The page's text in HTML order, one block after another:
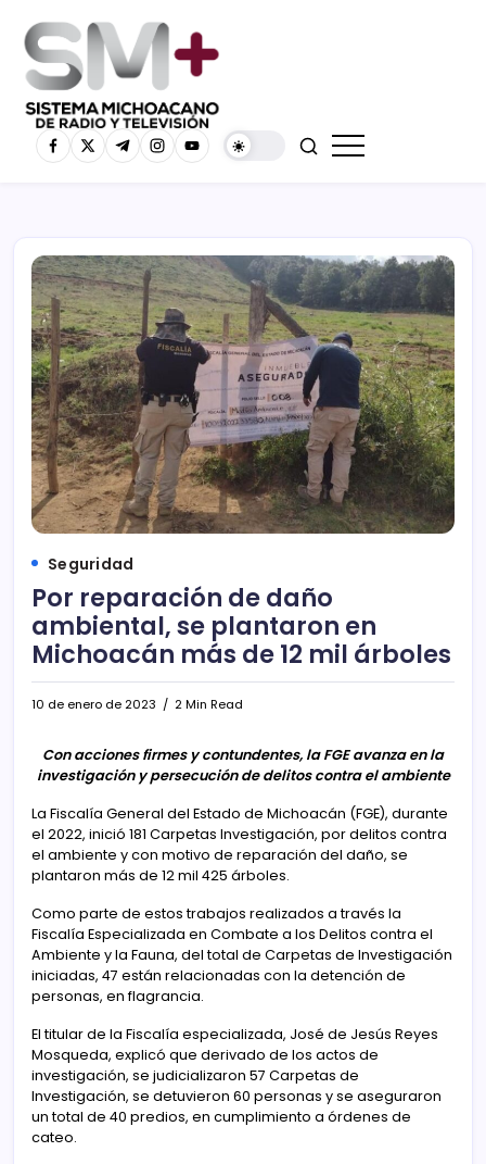
Seguridad
Por reparación de daño
ambiental, se plantaron en
Michoacán más de 12 mil árboles
10 de enero de 2023 2 Min Read
Con acciones firmes y contundentes, la FGE avanza en la
investigación y persecución de delitos contra el ambiente
La Fiscalía General del Estado de Michoacán (FGE), durante
el 2022, inició 181 Carpetas Investigación, por delitos contra
el ambiente y con motivo de reparación del daño, se
plantaron más de 12 mil 425 árboles.
Como parte de estos trabajos realizados a través la
Fiscalía Especializada en Combate a los Delitos contra el
Ambiente y la Fauna, del total de Carpetas de Investigación
iniciadas, 47 están relacionadas con la detención de
personas, en flagrancia.
El titular de la Fiscalía especializada, José de Jesús Reyes
Mosqueda, explicó que derivado de los actos de
investigación, se judicializaron 57 Carpetas de
Investigación, se detuvieron 60 personas y se aseguraron
un total de 40 predios, en cumplimiento a órdenes de
cateo.